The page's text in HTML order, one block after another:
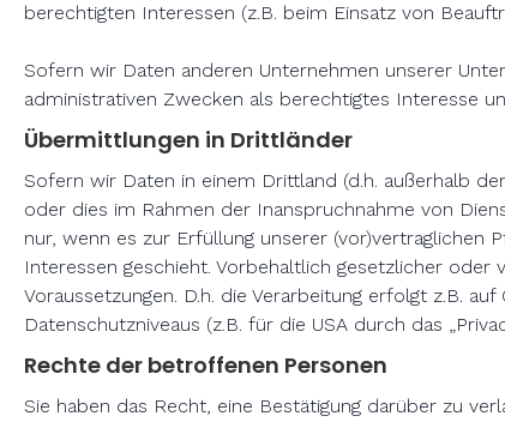
berechtigten Interessen (z.B. beim Einsatz von
Sofern wir Daten anderen Unternehmen unserer
administrativen Zwecken als berechtigtes Interesse
Übermittlungen in Drittländer
Sofern wir Daten in einem Drittland (d.h. außerhalb
oder dies im Rahmen der Inanspruchnahme von
nur, wenn es zur Erfüllung unserer (vor)vertraglichen
Interessen geschieht. Vorbehaltlich gesetzlicher
Voraussetzungen. D.h. die Verarbeitung erfolgt z.B.
Datenschutzniveaus (z.B. für die USA durch das
Rechte der betroffenen Personen
Sie haben das Recht, eine Bestätigung darüber zu